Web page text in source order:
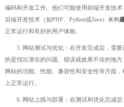
编码和开发工作。他们可能使用前端开发技术
后端开发技术（如PHP、Python或Java）来构
正常运行和良好的用户体验。
5. 网站测试与优化：在开发完成后，需要
的是找出潜在的问题、错误或效果不佳的地
网站的功能、性能、兼容性和安全性等方面
上正常运行。
6. 网站上线与部署：在测试和优化完成后